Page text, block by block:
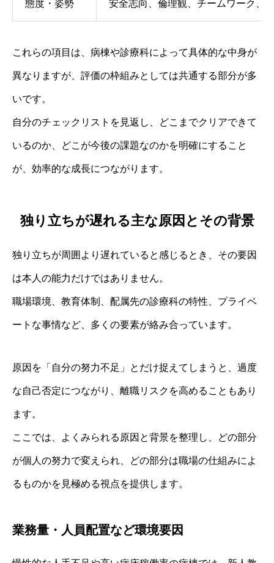
態度・姿勢 安全志向、倫理観、チームワーク、
これらの項目は、病棟や診療科によって具体的な中身が
異なりますが、評価の枠組みとしては共通する部分が多
いです。
自分のチェックリストを見返し、どこまでクリアできて
いるのか、どこが今後の課題なのかを明確にすること
が、効率的な成長につながります。
独り立ちが遅れる主な原因とその背景
独り立ちが周囲より遅れていると感じるとき、その要因
は本人の能力だけではありません。
職場環境、教育体制、配属先の診療科の特性、プライベ
ートな事情など、多くの要素が絡み合っています。
原因を「自分の努力不足」とだけ捉えてしまうと、過度
な自己否定につながり、離職リスクを高めることもあり
ます。
ここでは、よくみられる原因と背景を整理し、どの部分
が個人の努力で変えられ、どの部分は職場の仕組みによ
るものかを見極める視点を提供します。
業務量・人員配置など環境要因